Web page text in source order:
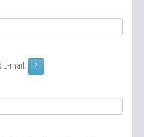
E-mail. ?